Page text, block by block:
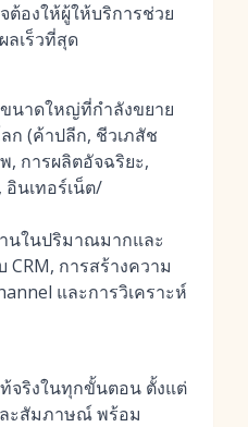
ต้องให้ผู้ให้บริการช่วย
ลเร็วที่สุด
นาดใหญ่ที่กำลังขยาย
ก (ค้าปลีก, ชีวเภสัช
การผลิตอัจฉริยะ,
นเทอร์เน็ต/
นในปริมาณมากและ
CRM, การสร้างความ
และการวิเคราะห์
จริงในทุกขั้นตอน ตั้งแต่
ะสัมภาษณ์ พร้อม